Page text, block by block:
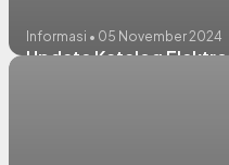
Informasi • 05 November 2024
Update Katalog